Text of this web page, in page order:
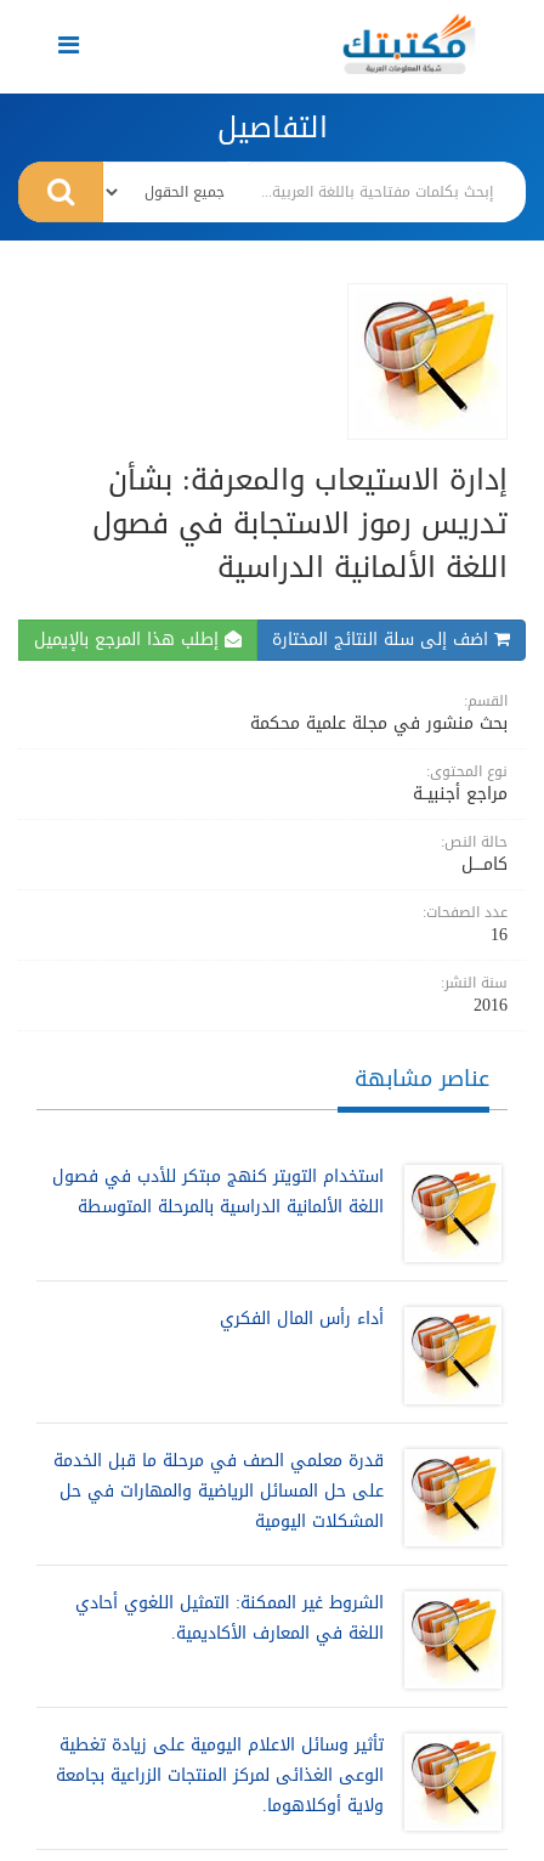
Toggle
navigation
التفاصيل
إدارة الاستيعاب والمعرفة: بشأن
تدريس رموز الاستجابة في فصول
اللغة الألمانية الدراسية
اضف إلى سلة النتائج المختارة إطلب هذا المرجع بالإيميل
القسم:
بحث منشور في مجلة علمية محكمة
نوع المحتوى:
مراجع أجنبيــة
حالة النص:
كامــــل
عدد الصفحات:
16
سنة النشر:
2016
عناصر مشابهة
استخدام التويتر كنهج مبتكر للأدب في فصول
اللغة الألمانية الدراسية بالمرحلة المتوسطة
أداء رأس المال الفكري
قدرة معلمي الصف في مرحلة ما قبل الخدمة
على حل المسائل الرياضية والمهارات في حل
المشكلات اليومية
الشروط غير الممكنة: التمثيل اللغوي أحادي
اللغة في المعارف الأكاديمية.
تأثير وسائل الاعلام اليومية على زيادة تغطية
الوعى الغذائى لمركز المنتجات الزراعية بجامعة
ولاية أوكلاهوما.